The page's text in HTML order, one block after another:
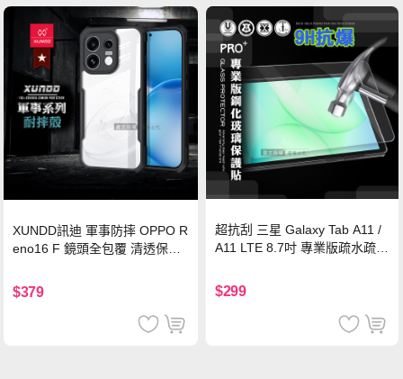
XUNDD訊迪 軍事防摔 OPPO R
eno16 F 鏡頭全包覆 清透保護
$379
超抗刮 三星 Galaxy Tab A11 /
A11 LTE 8.7吋 專業版疏水疏油
$299